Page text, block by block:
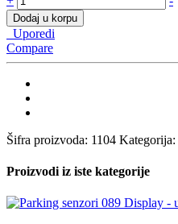
senzori
standard
-
beli
Dodaj u korpu
Uporedi
Compare
Šifra proizvoda: 1104 Kategorija:
Proizvodi iz iste kategorije